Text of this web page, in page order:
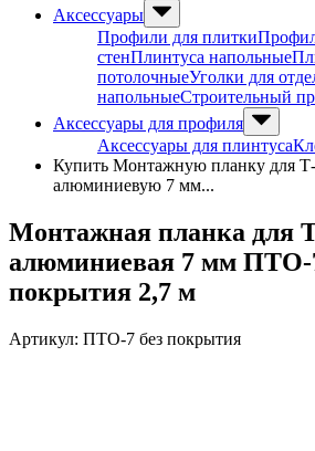
Аксессуары
Профили для плитки
стенПлинтуса напольные
потолочныеУголки для
напольныеСтроительный
Аксессуары для профиля
Аксессуары для плинтуса
Купить Монтажную планку для
алюминиевую 7 мм...
Монтажная планка для
алюминиевая 7 мм ПТО-
покрытия 2,7 м
Артикул: ПТО-7 без покрытия